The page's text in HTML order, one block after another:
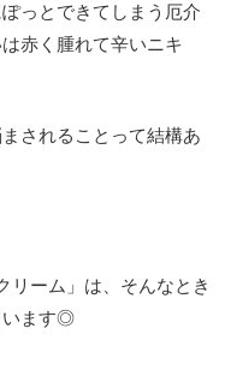
っとできてしまう厄介
赤く腫れて辛いニキ
されることって結構あ
リーム」は、そんなとき
います◎